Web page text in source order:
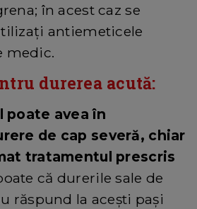
în acest caz se
antiemeticele
medic.
durerea acută:
poate avea în
de cap severă, chiar
tratamentul prescris
că durerile sale de
răspund la acești pași